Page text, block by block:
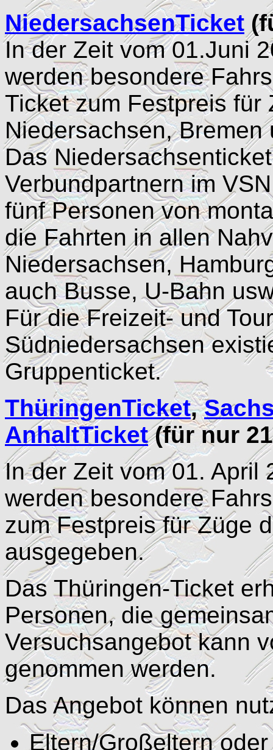
NiedersachsenTicket
In der Zeit vom 01.Juni
werden besondere
Ticket zum Festpreis für
Niedersachsen,
Das
Verbundpartnern im
fünf Personen von
die Fahrten in allen
Niedersachsen,
auch Busse, U-Bahn
Für die Freizeit- und
Südniedersachsen
Gruppenticket.
ThüringenTicket,
AnhaltTicket(für nur
In der Zeit vom 01. April
werden besondere
zum Festpreis für Züge
ausgegeben.
Das Thüringen-Ticket
Personen, die
Versuchsangebot kann
genommen werden.
Das Angebot können
Eltern/Großeltern